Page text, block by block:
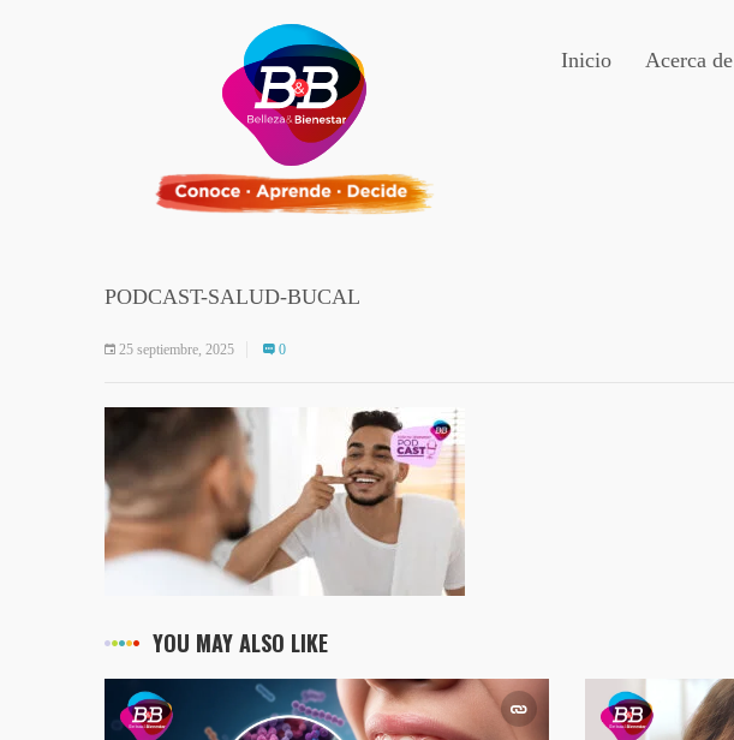
Inicio Acerca de
PODCAST-SALUD-BUCAL
25 septiembre, 2025 0
YOU MAY ALSO LIKE